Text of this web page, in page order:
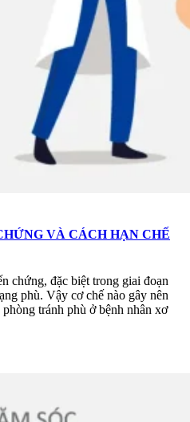
VÀ CÁCH HẠN CHẾ
chứng, đặc biệt trong giai đoạn
phù. Vậy cơ chế nào gây nên
tránh phù ở bệnh nhân xơ